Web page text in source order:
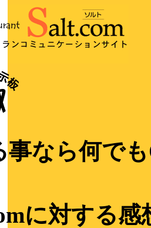
事なら何で
に対する